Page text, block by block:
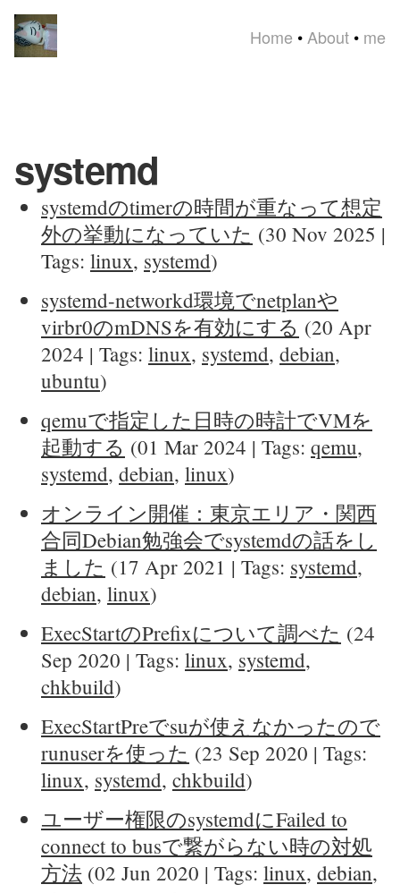
Home • About • me
systemd
systemdのtimerの時間が重なって想定
外の挙動になっていた (30 Nov 2025 |
Tags: linux, systemd)
systemd-networkd環境でnetplanや
virbr0のmDNSを有効にする (20 Apr
2024 | Tags: linux, systemd, debian,
ubuntu)
qemuで指定した日時の時計でVMを
起動する (01 Mar 2024 | Tags: qemu,
systemd, debian, linux)
オンライン開催：東京エリア・関西
合同Debian勉強会でsystemdの話をし
ました (17 Apr 2021 | Tags: systemd,
debian, linux)
ExecStartのPrefixについて調べた (24
Sep 2020 | Tags: linux, systemd,
chkbuild)
ExecStartPreでsuが使えなかったので
runuserを使った (23 Sep 2020 | Tags:
linux, systemd, chkbuild)
ユーザー権限のsystemdにFailed to
connect to busで繋がらない時の対処
方法 (02 Jun 2020 | Tags: linux, debian,